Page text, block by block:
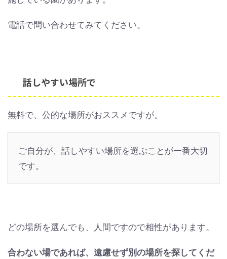
電話で問い合わせてみてください。
話しやすい場所で
無料で、公的な場所がおススメですが。
ご自分が、話しやすい場所を選ぶことが一番大切
です。
どの場所を選んでも、人間ですので相性があります。
合わない場であれば、遠慮せず別の場所を探してくだ